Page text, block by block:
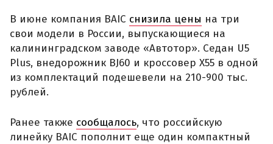
В июне компания BAIC снизила цены на три
свои модели в России, выпускающиеся на
калининградском заводе «Автотор». Седан U5
Plus, внедорожник BJ60 и кроссовер X55 в одной
из комплектаций подешевели на 210-900 тыс.
рублей.
Ранее также сообщалось, что российскую
линейку BAIC пополнит еще один компактный